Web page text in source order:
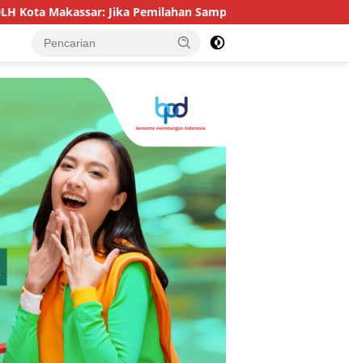
Jika Pemilahan Sampah Tidak Dilakukan Rumah